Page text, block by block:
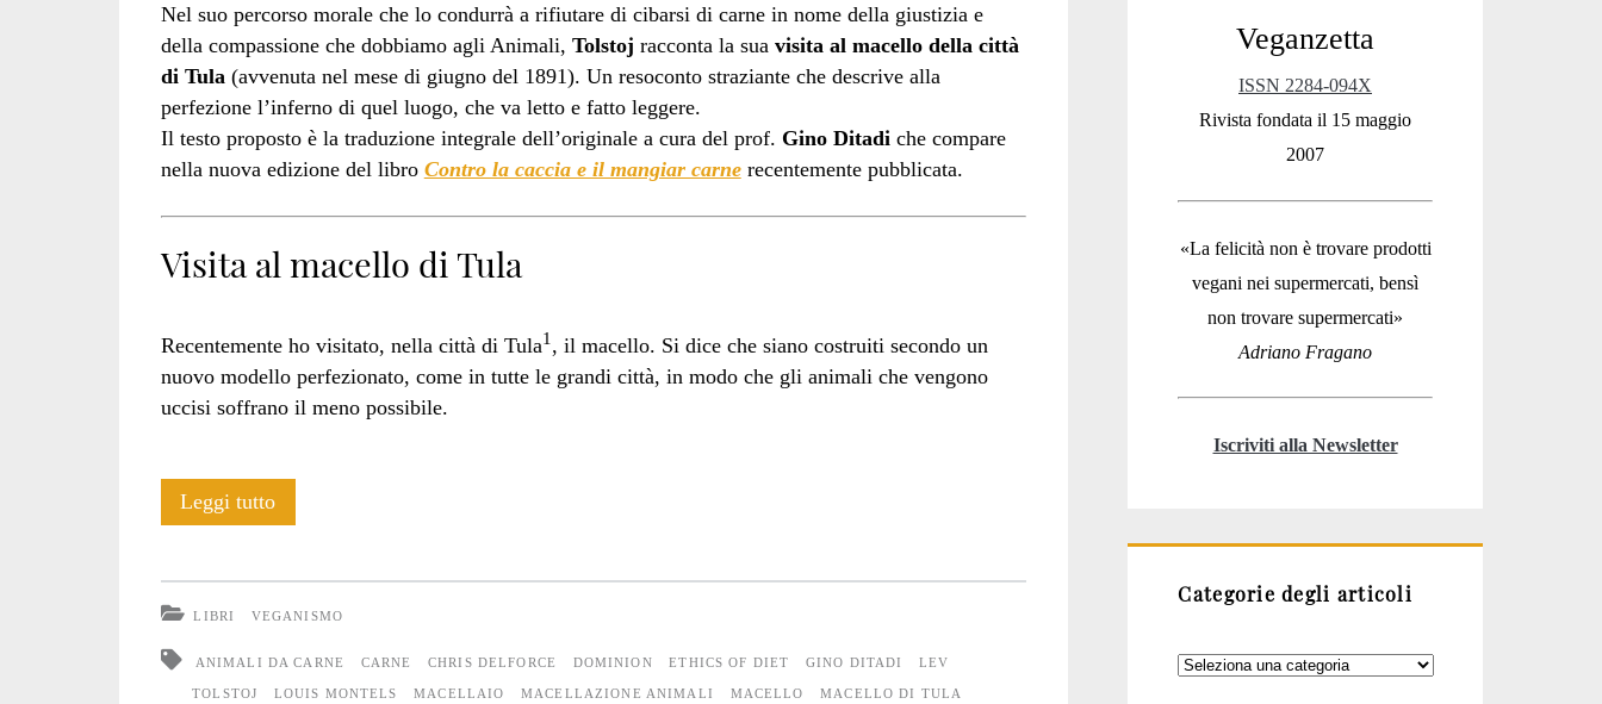
tula</span>
Nel suo percorso morale che lo condurrà a rifiutare di cibarsi di carne in nome della giustizia e
della compassione che dobbiamo agli Animali, Tolstoj racconta la sua visita al macello della città
di Tula (avvenuta nel mese di giugno del 1891). Un resoconto straziante che descrive alla
perfezione l’inferno di quel luogo, che va letto e fatto leggere.
Il testo proposto è la traduzione integrale dell’originale a cura del prof. Gino Ditadi che compare
nella nuova edizione del libro Contro la caccia e il mangiar carnerecentemente pubblicata.
Visita al macello di Tula
Recentemente ho visitato, nella città di Tula1, il macello. Si dice che siano costruiti secondo un
nuovo modello perfezionato, come in tutte le grandi città, in modo che gli animali che vengono
uccisi soffrano il meno possibile.
Leggi tuttoTolstoj:
di
LIBRI VEGANISMO
ANIMALI DA CARNE CARNE CHRIS DELFORCE DOMINION ETHICS OF DIET GINO DITADI LEV
TOLSTOJ LOUIS MONTELS MACELLAIO MACELLAZIONE ANIMALI MACELLO MACELLO DI TULA
Veganzetta
ISSN 2284-094X
Rivista fondata il 15 maggio
2007
«La felicità non è trovare prodotti
vegani nei supermercati, bensì
non trovare supermercati»
Adriano Fragano
Iscriviti alla Newsletter
Categorie degli articoli
Categorie